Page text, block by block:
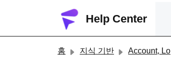
Help Center
홈 지식 기반 Account, Login and Alarm